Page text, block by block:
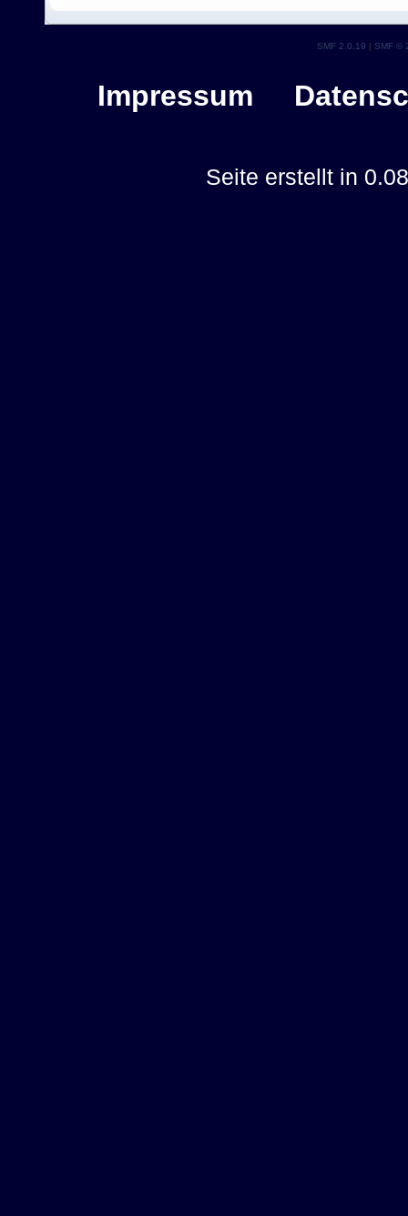
SMF 2.0.19 | SMF ©
Impressum
Seite erstellt in